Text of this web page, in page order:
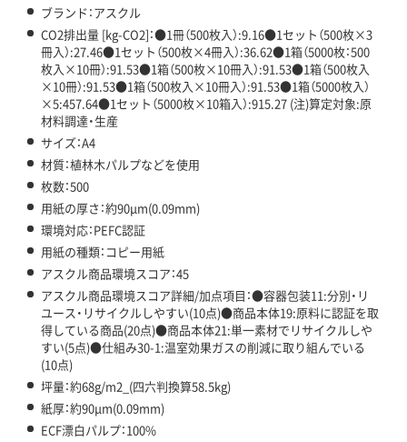
ブランド：アスクル
CO2排出量 [kg-CO2]：●1冊（500枚入）:9.16●1セット（500枚×3
冊入）:27.46●1セット（500枚×4冊入）:36.62●1箱（5000枚：500
枚入×10冊）:91.53●1箱（500枚×10冊入）:91.53●1箱（500枚入
×10冊）:91.53●1箱（500枚入×10冊入）:91.53●1箱（5000枚入）
×5:457.64●1セット（5000枚×10箱入）:915.27 (注)算定対象:原
材料調達・生産
サイズ：A4
材質：植林木パルプなどを使用
枚数：500
用紙の厚さ：約90μm(0.09mm)
環境対応：PEFC認証
用紙の種類：コピー用紙
アスクル商品環境スコア：45
アスクル商品環境スコア詳細/加点項目：●容器包装11:分別・リ
ユース・リサイクルしやすい(10点)●商品本体19:原料に認証を取
得している商品(20点)●商品本体21:単一素材でリサイクルしや
すい(5点)●仕組み30-1:温室効果ガスの削減に取り組んでいる
(10点)
坪量：約68g/m2_(四六判換算58.5kg)
紙厚：約90μm(0.09mm)
ECF漂白パルプ：100%